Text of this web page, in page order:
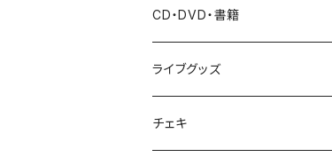
Tシャツ
パーカー
バッグ
CD・DVD・書籍
CD
DVD・Blu-ray
ライブグッズ
ペンライト
チェキ